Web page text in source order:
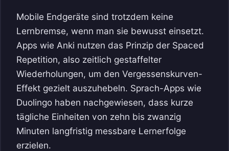
Mobile Endgeräte sind trotzdem keine
Lernbremse, wenn man sie bewusst einsetzt.
Apps wie Anki nutzen das Prinzip der Spaced
Repetition, also zeitlich gestaffelter
Wiederholungen, um den Vergessenskurven-
Effekt gezielt auszuhebeln. Sprach-Apps wie
Duolingo haben nachgewiesen, dass kurze
tägliche Einheiten von zehn bis zwanzig
Minuten langfristig messbare Lernerfolge
erzielen.